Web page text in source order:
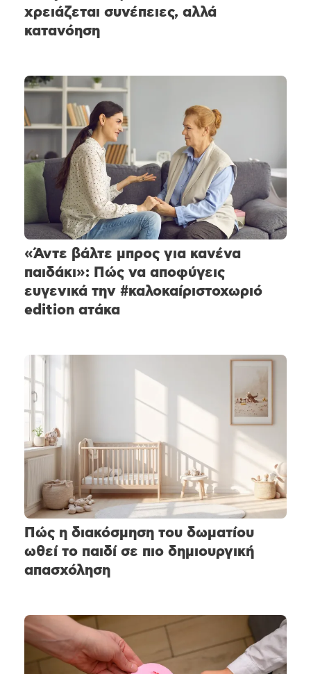
χρειάζεται συνέπειες, αλλά
κατανόηση
«Άντε βάλτε μπρος για κανένα
παιδάκι»: Πώς να αποφύγεις
ευγενικά την #καλοκαίριστοχωριό
edition ατάκα
Πώς η διακόσμηση του δωματίου
ωθεί το παιδί σε πιο δημιουργική
απασχόληση